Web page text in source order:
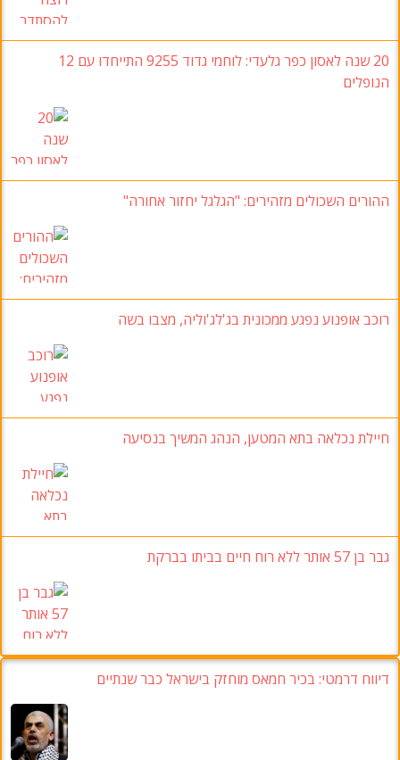
20 שנה לאסון כפר גלעדי: לוחמי גדוד 9255 התייחדו עם 12
הנופלים
ההורים השכולים מזהירים: "הגלגל יחזור אחורה"
רוכב אופנוע נפגע ממכונית בג'לג'וליה, מצבו בשה
חיילת נכלאה בתא המטען, הנהג המשיך בנסיעה
גבר בן 57 אותר ללא רוח חיים בביתו בברקת
דיווח דרמטי: בכיר חמאס מוחזק בישראל כבר שנתיים